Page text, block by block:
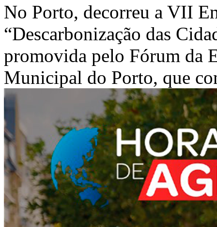
No Porto, decorreu a VII
“Descarbonização das
promovida pelo Fórum da
Municipal do Porto, que